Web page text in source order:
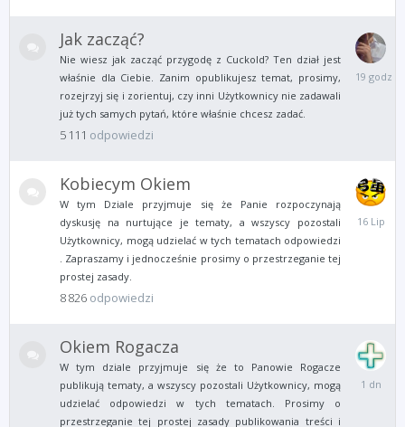
Jak zacząć?
Nie wiesz jak zacząć przygodę z Cuckold? Ten dział jest
właśnie dla Ciebie. Zanim opublikujesz temat, prosimy,
rozejrzyj się i zorientuj, czy inni Użytkownicy nie zadawali
już tych samych pytań, które właśnie chcesz zadać.
5 111 odpowiedzi
19
godzin
Kobiecym Okiem
W tym Dziale przyjmuje się że Panie rozpoczynają
dyskusję na nurtujące je tematy, a wszyscy pozostali
Użytkownicy, mogą udzielać w tych tematach odpowiedzi
. Zapraszamy i jednocześnie prosimy o przestrzeganie tej
prostej zasady.
8 826 odpowiedzi
16
Lipca
Okiem Rogacza
W tym dziale przyjmuje się że to Panowie Rogacze
publikują tematy, a wszyscy pozostali Użytkownicy, mogą
udzielać odpowiedzi w tych tematach. Prosimy o
przestrzeganie tej prostej zasady publikowania treści i
Wtorek